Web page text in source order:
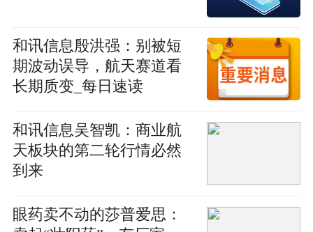
和讯信息殷洪强：别被短
期波动误导，航天赛道看
长期质变_每日速读
和讯信息吴智凯：商业航
天板块的第二轮行情必然
到来
眼药卖不动的莎普爱思：